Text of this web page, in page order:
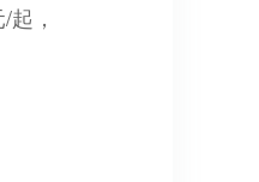
，